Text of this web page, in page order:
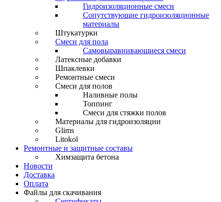
Гидроизоляционные смеси
Сопутствующие гидроизоляционные
материалы
Штукатурки
Смеси для пола
Самовыравнивающиеся смеси
Латексные добавки
Шпаклевки
Ремонтные смеси
Смеси для полов
Наливные полы
Топпинг
Смеси для стяжки полов
Материалы для гидроизоляции
Glims
Litokol
Ремонтные и защитные составы
Химзащита бетона
Новости
Доставка
Оплата
Файлы для скачивания